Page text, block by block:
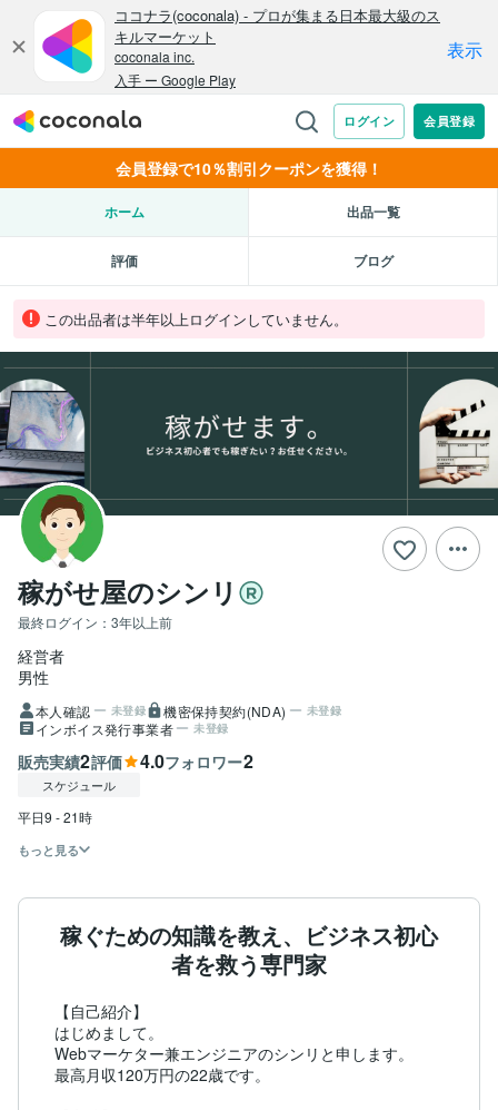
会員登録で10％割引クーポンを獲得！
ホーム 出品一覧
評価 ブログ
この出品者は半年以上ログインしていません。
稼がせ屋のシンリ
最終ログイン： 3年以上前
経営者
男性
本人確認 未登録 機密保持契約(NDA) 未登録
インボイス発行事業者 未登録
販売実績2評価 4.0フォロワー2
スケジュール
もっと見る
稼ぐための知識を教え、ビジネス初心
者を救う専門家
【自己紹介】
はじめまして。
Webマーケター兼エンジニアのシンリと申します。
最高月収120万円の22歳です。